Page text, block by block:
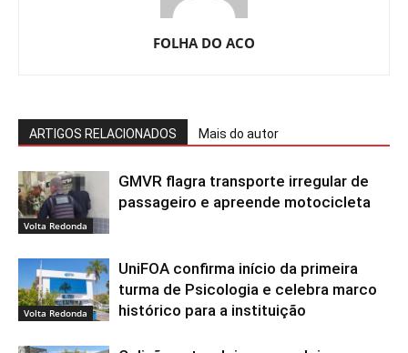
FOLHA DO ACO
ARTIGOS RELACIONADOS Mais do autor
Volta Redonda
GMVR flagra transporte irregular de
passageiro e apreende motocicleta
Volta Redonda
UniFOA confirma início da primeira
turma de Psicologia e celebra marco
histórico para a instituição